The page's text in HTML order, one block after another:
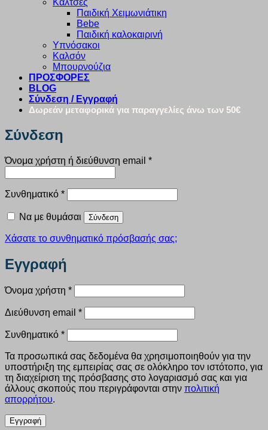
Κάλτσες
Παιδική Χειμωνιάτικη
Bebe
Παιδική καλοκαιρινή
Υπνόσακοι
Καλσόν
Μπουρνούζια
ΠΡΟΣΦΟΡΕΣ
BLOG
Σύνδεση / Εγγραφή
Δωρεάν μεταφορικά για παραγγελίες άνω των 50€
Σύνδεση
Όνομα χρήστη ή διεύθυνση email *Απαιτείται
Συνθηματικό *Απαιτείται
Να με θυμάσαι Σύνδεση
Χάσατε το συνθηματικό πρόσβασής σας;
Εγγραφή
Όνομα χρήστη *Απαιτείται
Διεύθυνση email *Απαιτείται
Συνθηματικό *Απαιτείται
Τα προσωπικά σας δεδομένα θα χρησιμοποιηθούν για την
υποστήριξη της εμπειρίας σας σε ολόκληρο τον ιστότοπο, για
τη διαχείριση της πρόσβασης στο λογαριασμό σας και για
άλλους σκοπούς που περιγράφονται στην πολιτική
απορρήτου.
Εγγραφή